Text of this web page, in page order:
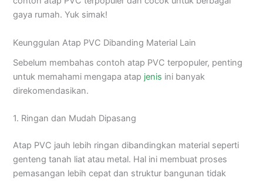
gaya rumah. Yuk simak!
Keunggulan Atap PVC Dibanding Material Lain
Sebelum membahas contoh atap PVC terpopuler, penting
untuk memahami mengapa atap jenis ini banyak
direkomendasikan.
1. Ringan dan Mudah Dipasang
Atap PVC jauh lebih ringan dibandingkan material seperti
genteng tanah liat atau metal. Hal ini membuat proses
pemasangan lebih cepat dan struktur bangunan tidak